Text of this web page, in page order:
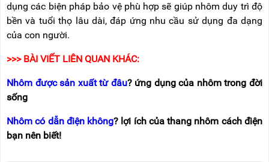
dụng các biện pháp bảo vệ phù hợp sẽ giúp nhôm duy trì độ
bền và tuổi thọ lâu dài, đáp ứng nhu cầu sử dụng đa dạng
của con người.
>>> BÀI VIẾT LIÊN QUAN KHÁC:
Nhôm được sản xuất từ đâu? ứng dụng của nhôm trong đời
sống
Nhôm có dẫn điện không? lợi ích của thang nhôm cách điện
bạn nên biết!